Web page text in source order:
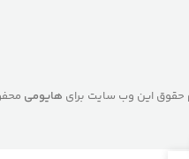
حقوق این وب سایت برای هایومی